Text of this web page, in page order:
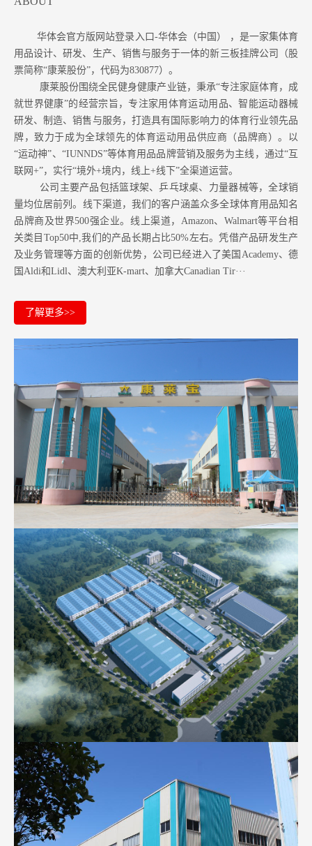
华体会官方版网站登录入口-华体会（中国） ，是一家集体育
用品设计、研发、生产、销售与服务于一体的新三板挂牌公司（股
票简称“康莱股份”，代码为830877）。
康莱股份围绕全民健身健康产业链，秉承“专注家庭体育，成
就世界健康”的经营宗旨，专注家用体育运动用品、智能运动器械
研发、制造、销售与服务，打造具有国际影响力的体育行业领先品
牌，致力于成为全球领先的体育运动用品供应商（品牌商）。以
“运动神”、“IUNNDS”等体育用品品牌营销及服务为主线，通过“互
联网+”，实行“境外+境内，线上+线下”全渠道运营。
公司主要产品包括篮球架、乒乓球桌、力量器械等，全球销
量均位居前列。 线下渠道，我们的客户涵盖众多全球体育用品知名
品牌商及世界500强企业。 线上渠道，Amazon、Walmart等平台相
关类目Top50中,我们的产品长期占比50%左右。凭借产品研发生产
及业务管理等方面的创新优势，公司已经进入了美国Academy、德
国Aldi和Lidl、澳大利亚K-mart、加拿大Canadian Tir···
了解更多>>